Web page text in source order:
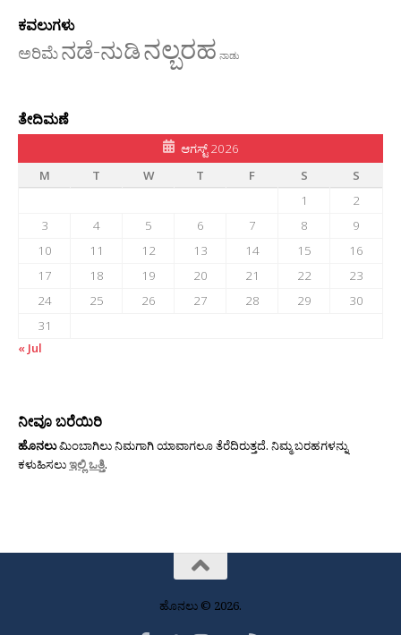
ಕವಲುಗಳು
ಅರಿಮೆನಡೆ-ನುಡಿನಲ್ಬರಹ ನಾಡು
ತೇದಿಮಣೆ
ಆಗಸ್ಟ್ 2026
M
T W T F S
S
1
2
3
4 5 6 7 8
9
10
11 12 13 14 15
16
17
18 19 20 21 22
23
24
25 26 27 28 29
30
31
« Jul
ನೀವೂ ಬರೆಯಿರಿ
ಹೊನಲುಮಿಂಬಾಗಿಲು ನಿಮಗಾಗಿ ಯಾವಾಗಲೂ ತೆರೆದಿರುತ್ತದೆ. ನಿಮ್ಮ ಬರಹಗಳನ್ನು
ಕಳುಹಿಸಲುಇಲ್ಲಿ ಒತ್ತಿ.
ಹೊನಲು © 2026.